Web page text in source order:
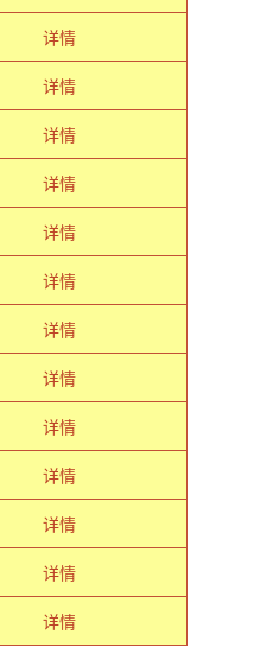
详情
详情
详情
详情
详情
详情
详情
详情
详情
详情
详情
详情
详情